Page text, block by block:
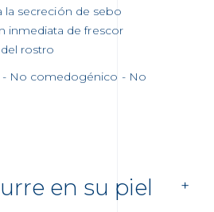
la secreción de sebo
inmediata de frescor
rostro
- No comedogénico - No
en su piel